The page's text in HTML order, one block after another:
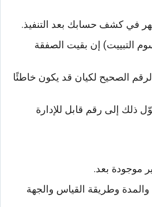
في كشف حسابك بعد التنفيذ.
التبييت) إن بقيت الصفقة
الصحيح لكيان قد يكون خاطئًا
ذلك إلى رقم قابل للإدارة
موجودة بعد.
والمدة وطريقة القياس والجهة